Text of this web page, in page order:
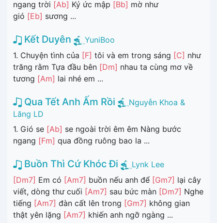
ngang trời [Ab] Ký ức mập [Bb] mờ như
gió [Eb] sương ...
Kết Duyên
YuniBoo
1. Chuyện tình của [F] tôi và em trong sáng [C] như
trăng rằm Tựa đầu bên [Dm] nhau ta cùng mơ về
tương [Am] lai nhé em ...
Qua Tết Anh Ấm Rồi
Nguyễn Khoa &
Lăng LD
1. Gió se [Ab] se ngoài trời êm êm Nàng bước
ngang [Fm] qua đồng ruông bao la ...
Buồn Thì Cứ Khóc Đi
Lynk Lee
[Dm7] Em có [Am7] buồn nếu anh để [Gm7] lại cây
viết, dòng thư cuối [Am7] sau bức màn [Dm7] Nghe
tiếng [Am7] đàn cất lên trong [Gm7] không gian
thật yên lặng [Am7] khiến anh ngỡ ngàng ...